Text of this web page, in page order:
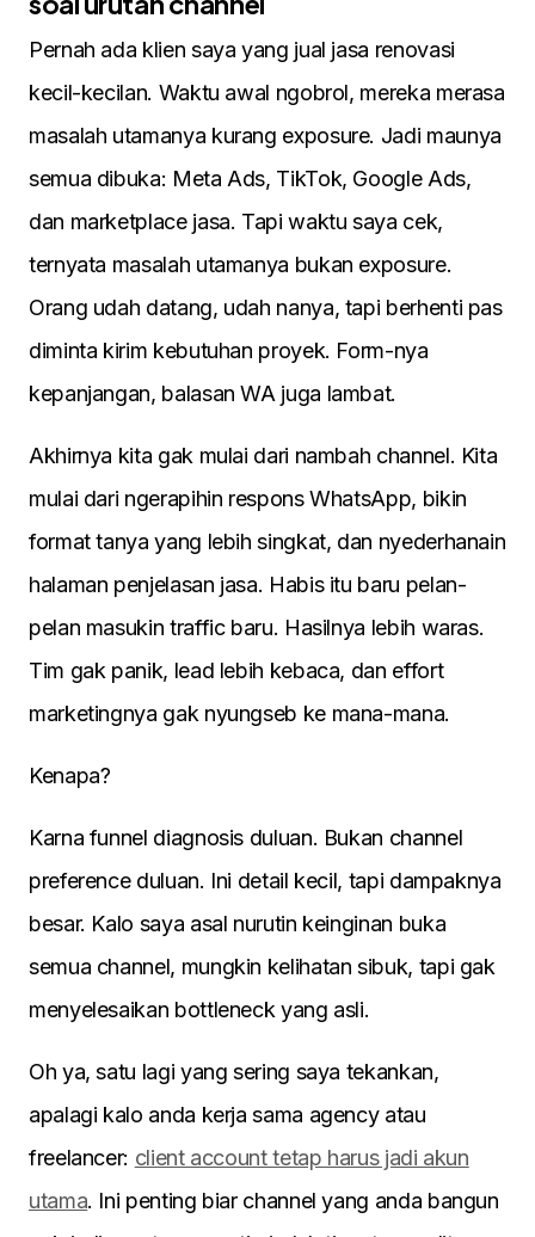
Pernah ada klien saya yang jual jasa renovasi
kecil-kecilan. Waktu awal ngobrol, mereka merasa
masalah utamanya kurang exposure. Jadi maunya
semua dibuka: Meta Ads, TikTok, Google Ads,
dan marketplace jasa. Tapi waktu saya cek,
ternyata masalah utamanya bukan exposure.
Orang udah datang, udah nanya, tapi berhenti pas
diminta kirim kebutuhan proyek. Form-nya
kepanjangan, balasan WA juga lambat.
Akhirnya kita gak mulai dari nambah channel. Kita
mulai dari ngerapihin respons WhatsApp, bikin
format tanya yang lebih singkat, dan nyederhanain
halaman penjelasan jasa. Habis itu baru pelan-
pelan masukin traffic baru. Hasilnya lebih waras.
Tim gak panik, lead lebih kebaca, dan effort
marketingnya gak nyungseb ke mana-mana.
Kenapa?
Karna funnel diagnosis duluan. Bukan channel
preference duluan. Ini detail kecil, tapi dampaknya
besar. Kalo saya asal nurutin keinginan buka
semua channel, mungkin kelihatan sibuk, tapi gak
menyelesaikan bottleneck yang asli.
Oh ya, satu lagi yang sering saya tekankan,
apalagi kalo anda kerja sama agency atau
freelancer: client account tetap harus jadi akun
utama. Ini penting biar channel yang anda bangun